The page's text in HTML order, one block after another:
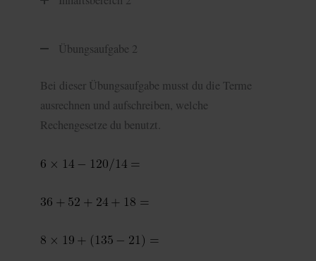
Übungsaufgabe 2
Bei dieser Übungsaufgabe musst du die Terme
ausrechnen und aufschreiben, welche
Rechengesetze du benutzt.